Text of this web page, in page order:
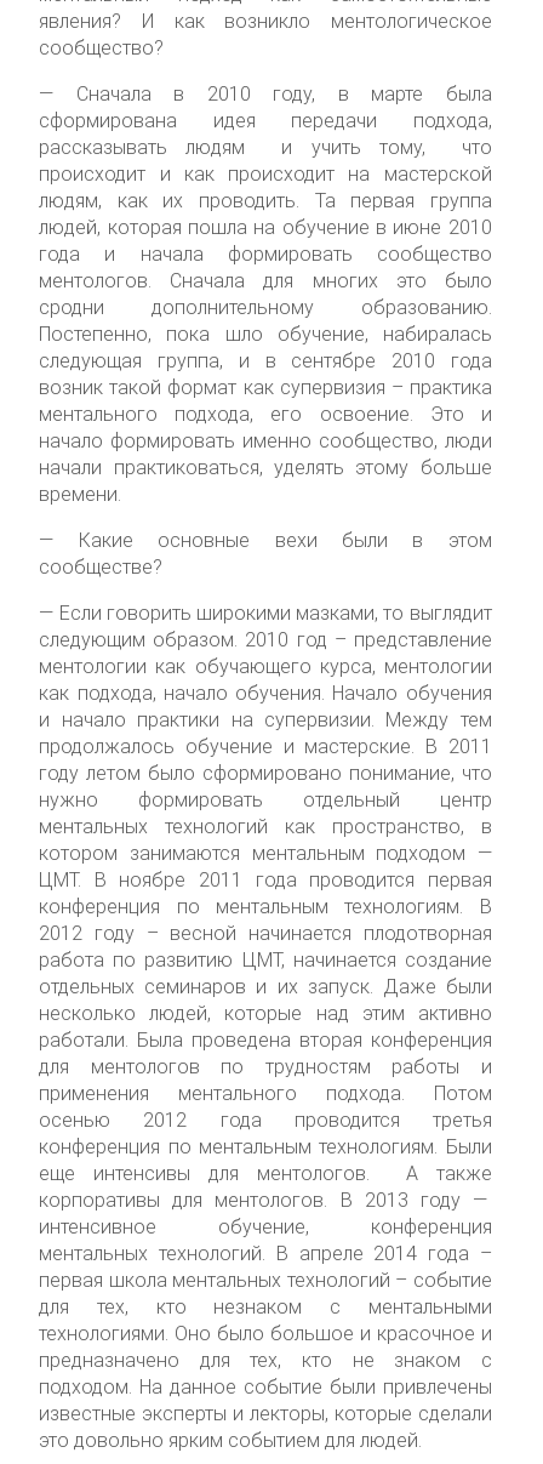
явления? И как возникло ментологическое
сообщество?
— Сначала в 2010 году, в марте была
сформирована идея передачи подхода,
рассказывать людям и учить тому, что
происходит и как происходит на мастерской
людям, как их проводить. Та первая группа
людей, которая пошла на обучение в июне 2010
года и начала формировать сообщество
ментологов. Сначала для многих это было
сродни дополнительному образованию.
Постепенно, пока шло обучение, набиралась
следующая группа, и в сентябре 2010 года
возник такой формат как супервизия – практика
ментального подхода, его освоение. Это и
начало формировать именно сообщество, люди
начали практиковаться, уделять этому больше
времени.
— Какие основные вехи были в этом
сообществе?
— Если говорить широкими мазками, то выглядит
следующим образом. 2010 год – представление
ментологии как обучающего курса, ментологии
как подхода, начало обучения. Начало обучения
и начало практики на супервизии. Между тем
продолжалось обучение и мастерские. В 2011
году летом было сформировано понимание, что
нужно формировать отдельный центр
ментальных технологий как пространство, в
котором занимаются ментальным подходом —
ЦМТ. В ноябре 2011 года проводится первая
конференция по ментальным технологиям. В
2012 году – весной начинается плодотворная
работа по развитию ЦМТ, начинается создание
отдельных семинаров и их запуск. Даже были
несколько людей, которые над этим активно
работали. Была проведена вторая конференция
для ментологов по трудностям работы и
применения ментального подхода. Потом
осенью 2012 года проводится третья
конференция по ментальным технологиям. Были
еще интенсивы для ментологов. А также
корпоративы для ментологов. В 2013 году —
интенсивное обучение, конференция
ментальных технологий. В апреле 2014 года –
первая школа ментальных технологий – событие
для тех, кто незнаком с ментальными
технологиями. Оно было большое и красочное и
предназначено для тех, кто не знаком с
подходом. На данное событие были привлечены
известные эксперты и лекторы, которые сделали
это довольно ярким событием для людей.